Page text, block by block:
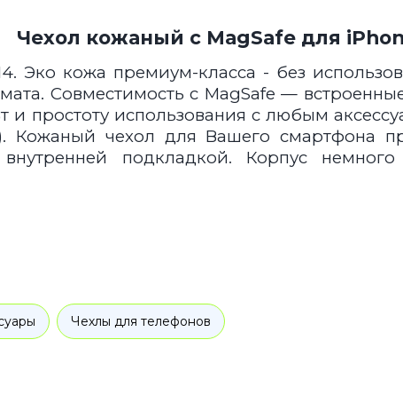
Чехол кожаный с MagSafe для
Эко кожа премиум-класса - без
Совместимость с MagSafe —
простоту использования с любым
Кожаный чехол для Вашего смартфона
подкладкой. Корпус
Чехлы для телефонов